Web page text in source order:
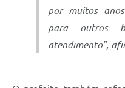
por muitos
para outros
atendimento”,